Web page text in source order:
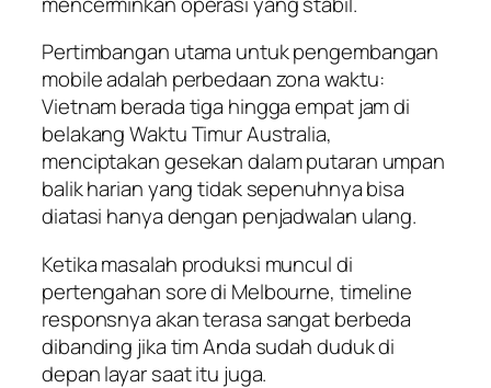
Pertimbangan utama untuk pengembangan
mobile adalah perbedaan zona waktu:
Vietnam berada tiga hingga empat jam di
belakang Waktu Timur Australia,
menciptakan gesekan dalam putaran umpan
balik harian yang tidak sepenuhnya bisa
diatasi hanya dengan penjadwalan ulang.
Ketika masalah produksi muncul di
pertengahan sore di Melbourne, timeline
responsnya akan terasa sangat berbeda
dibanding jika tim Anda sudah duduk di
depan layar saat itu juga.